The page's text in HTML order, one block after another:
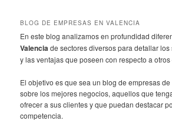
BLOG DE EMPRESAS EN VALENCIA
En este blog analizamos en profundidad
Valenciade sectores diversos para detallar
y las ventajas que poseen con respecto a
El objetivo es que sea un blog de empresas
sobre los mejores negocios, aquellos que
ofrecer a sus clientes y que puedan destacar
competencia.